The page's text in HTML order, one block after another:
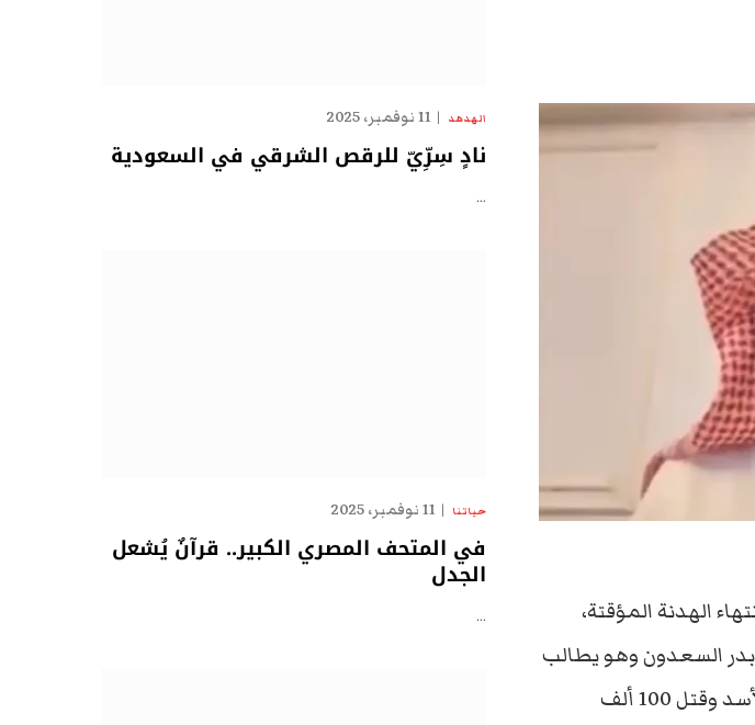
الهدنة المؤقتة،
السعدون وهو يطالب
فيه الصحفي والباحث الإسرائيلي إيدي كوهين بإبادة غزة على طريقة بشار الأسد وقتل 100 ألف
الهدهد 11 نوفمبر، 2025
نادٍ سِرِّيّ للرقص الشرقي في السعودية
…
حياتنا 11 نوفمبر، 2025
في المتحف المصري الكبير.. قرآنٌ يُشعل
الجدل
…